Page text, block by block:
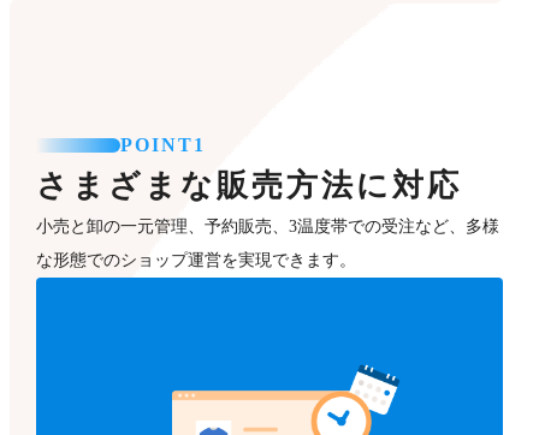
POINT1
さまざまな販売方法に対応
小売と卸の一元管理、予約販売、3温度帯での受注など、多様
な形態でのショップ運営を実現できます。